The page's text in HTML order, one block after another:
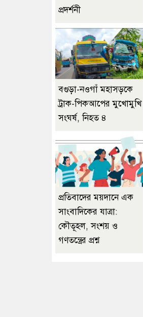
প্রদর্শনী
বগুড়া-নওগাঁ মহাসড়কে
ট্রাক-পিকআপের মুখোমুখি
সংঘর্ষ, নিহত ৪
প্রতিবাদের ময়দানে এক
সাংবাদিকের যাত্রা:
কৌতূহল, সংশয় ও
গণতন্ত্রের প্রশ্ন